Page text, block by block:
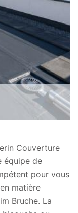
Couverture
équipe de
pour vous
matière
Bruche. La